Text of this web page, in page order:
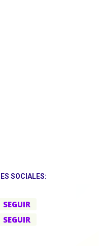
SOCIALES:
SEGUIR
SEGUIR